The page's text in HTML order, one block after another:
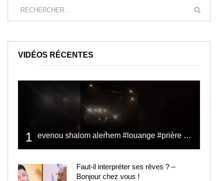
VIDÉOS RÉCENTES
1 evenou shalom alerhem #louange #prière #shalom
Faut-il interpréter ses rêves ? –
Bonjour chez vous !